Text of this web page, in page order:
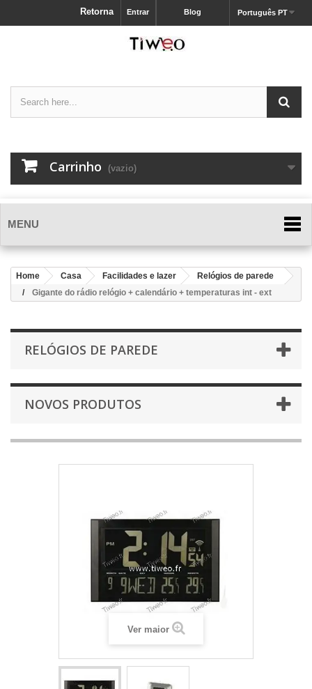
Português PT
Blog
Entrar
Retorna
Carrinho (vazio)
MENU
Home Casa Facilidades e lazer
Relógios de parede
Gigante do rádio relógio + calendário + temperaturas int - ext
RELÓGIOS DE PAREDE
NOVOS PRODUTOS
Ver maior